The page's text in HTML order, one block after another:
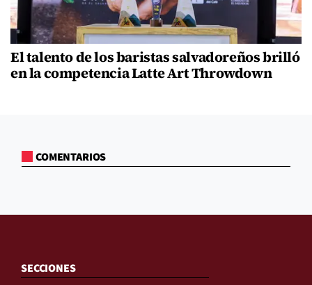
El talento de los baristas salvadoreños brilló
en la competencia Latte Art Throwdown
COMENTARIOS
SECCIONES